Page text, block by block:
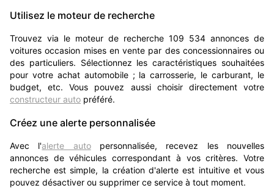
Utilisez le moteur de recherche
Trouvez via le moteur de recherche 109 534 annonces de
voitures occasion mises en vente par des concessionnaires ou
des particuliers. Sélectionnez les caractéristiques souhaitées
pour votre achat automobile ; la carrosserie, le carburant, le
budget, etc. Vous pouvez aussi choisir directement votre
constructeur auto préféré.
Créez une alerte personnalisée
Avec l'alerte autopersonnalisée, recevez les nouvelles
annonces de véhicules correspondant à vos critères. Votre
recherche est simple, la création d'alerte est intuitive et vous
pouvez désactiver ou supprimer ce service à tout moment.